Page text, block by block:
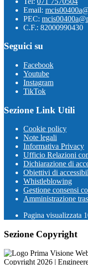
Email:
PEC:
C.F.: 82000990430
Seguici su
Facebook
Youtube
Instagram
TikTok
Sezione Link Utili
Cookie policy
Note legali
Informativa Privacy
Ufficio Relazioni
Dichiarazione di
Obiettivi di
Whistleblowing
Gestione consensi
Amministrazione
Pagina visualizzata
Sezione Copyright
Copyright 2026 |